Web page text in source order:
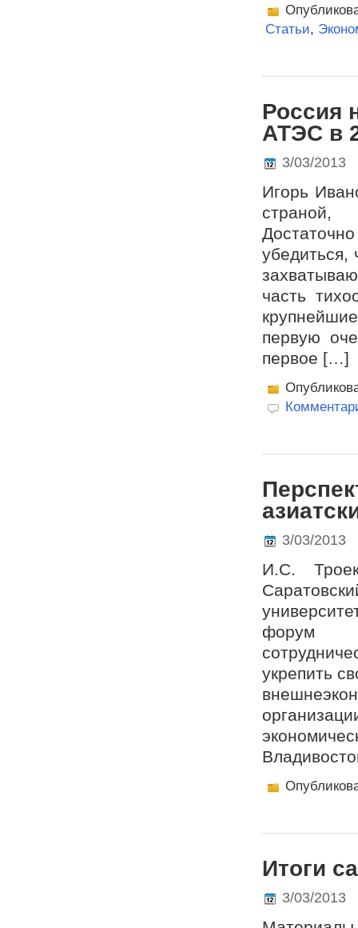
Статьи,
Россия
АТЭС в
3/03/2013
Игорь
страной,
убедиться,
часть
первую
первое […]
3/03/2013
И.С.
форум
укрепить
Итоги
3/03/2013